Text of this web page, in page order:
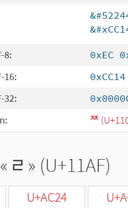
8:
0xEC
16:
0xCC14
32:
ᄍ
ᆯ » (U+11AF)
U+AC24